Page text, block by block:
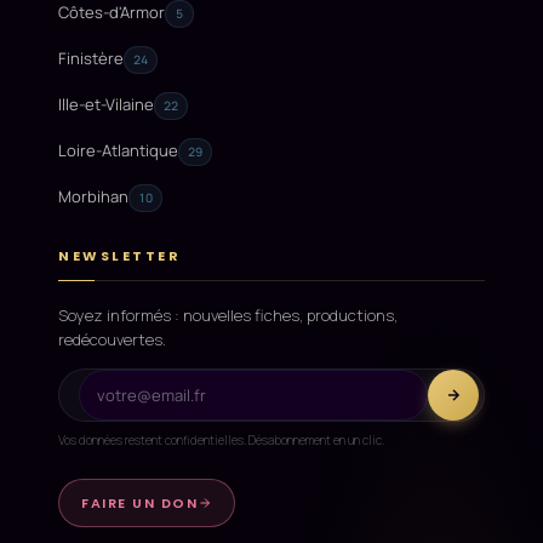
Côtes-d'Armor 5
Finistère 24
Ille-et-Vilaine 22
Loire-Atlantique 29
Morbihan 10
NEWSLETTER
Soyez informés : nouvelles fiches, productions,
redécouvertes.
Vos données restent confidentielles. Désabonnement en un clic.
FAIRE UN DON